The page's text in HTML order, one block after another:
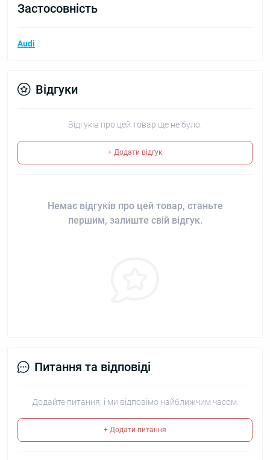
Застосовність
Audi
Відгуки
Відгуків про цей товар ще не було.
+ Додати відгук
Немає відгуків про цей товар, станьте
першим, залиште свій відгук.
Питання та відповіді
Додайте питання, і ми відповімо найближчим часом.
+ Додати питання